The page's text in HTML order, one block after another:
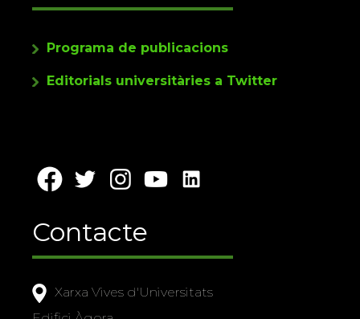
Programa de publicacions
Editorials universitàries a Twitter
Contacte
Xarxa Vives d'Universitats